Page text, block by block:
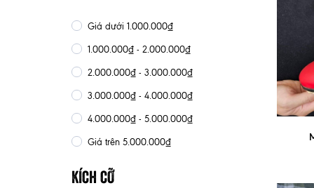
Giá dưới 1.000.000₫
1.000.000₫ - 2.000.000₫
2.000.000₫ - 3.000.000₫
3.000.000₫ - 4.000.000₫
4.000.000₫ - 5.000.000₫
Giá trên 5.000.000₫
Kích cỡ